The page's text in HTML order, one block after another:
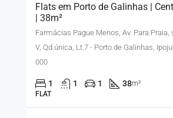
Flats em Porto de Galinhas |
| 38m²
Farmácias Pague Menos, Av. Para Praia,
V, Qd.única, Lt.7 - Porto de Galinhas,
000
1 1 1 38m²
FLAT